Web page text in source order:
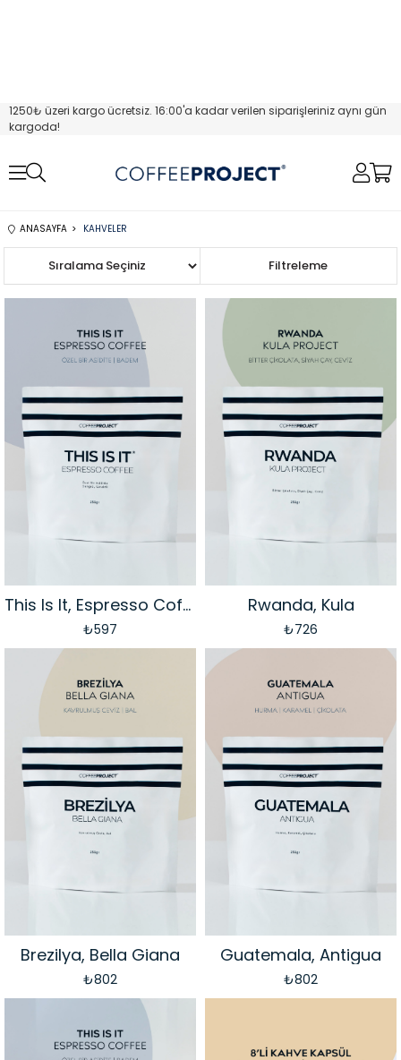
1250₺ üzeri kargo ücretsiz. 16:00'a kadar verilen siparişleriniz aynı gün
kargoda!
ANASAYFA KAHVELER
Filtreleme
Sıralama
This Is It, Espresso Coffee
₺597
Rwanda, Kula
₺726
Brezilya, Bella Giana
₺802
Guatemala, Antigua
₺802